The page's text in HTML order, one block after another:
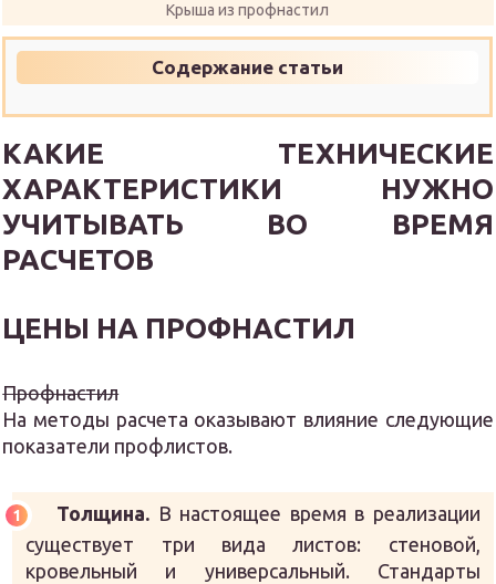
Крыша из профнастил
Содержание статьи
КАКИЕ ТЕХНИЧЕСКИЕ
ХАРАКТЕРИСТИКИ НУЖНО
УЧИТЫВАТЬ ВО ВРЕМЯ
РАСЧЕТОВ
ЦЕНЫ НА ПРОФНАСТИЛ
Профнастил
На методы расчета оказывают влияние следующие
показатели профлистов.
Толщина. В настоящее время в реализации
существует три вида листов: стеновой,
кровельный и универсальный. Стандарты